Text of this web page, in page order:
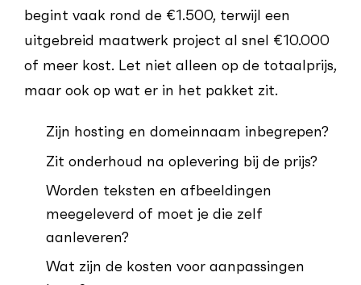
begint vaak rond de €1.500, terwijl een
uitgebreid maatwerk project al snel €10.000
of meer kost. Let niet alleen op de totaalprijs,
maar ook op wat er in het pakket zit.
Zijn hosting en domeinnaam inbegrepen?
Zit onderhoud na oplevering bij de prijs?
Worden teksten en afbeeldingen
meegeleverd of moet je die zelf
aanleveren?
Wat zijn de kosten voor aanpassingen